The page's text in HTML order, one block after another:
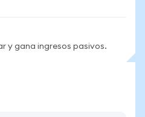
y gana ingresos pasivos.